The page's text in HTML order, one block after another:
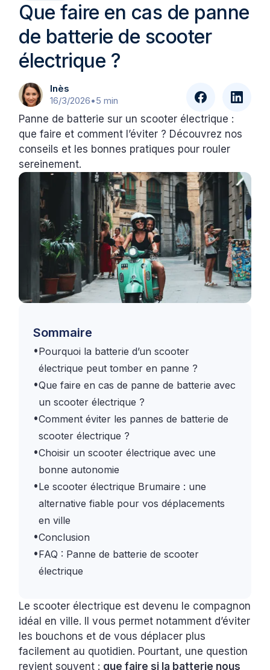
Que faire en cas de panne
de batterie de scooter
électrique ?
Inès
16/3/2026•5 min
Panne de batterie sur un scooter électrique :
que faire et comment l’éviter ? Découvrez nos
conseils et les bonnes pratiques pour rouler
sereinement.
Sommaire
•Pourquoi la batterie d’un scooter
électrique peut tomber en panne ?
•Que faire en cas de panne de batterie avec
un scooter électrique ?
•Comment éviter les pannes de batterie de
scooter électrique ?
•Choisir un scooter électrique avec une
bonne autonomie
•Le scooter électrique Brumaire : une
alternative fiable pour vos déplacements
en ville
•Conclusion
•FAQ : Panne de batterie de scooter
électrique
Le scooter électrique est devenu le compagnon
idéal en ville. Il vous permet notamment d’éviter
les bouchons et de vous déplacer plus
facilement au quotidien. Pourtant, une question
revient souvent : que faire si la batterie nous